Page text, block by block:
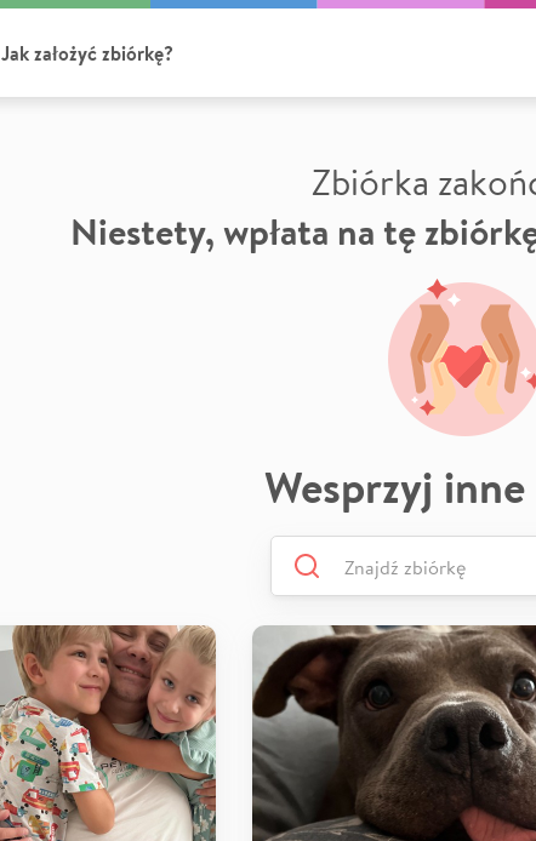
Jak założyć zbiórkę?
Zbiórka
Niestety, wpłata na tę
Wesprzyj